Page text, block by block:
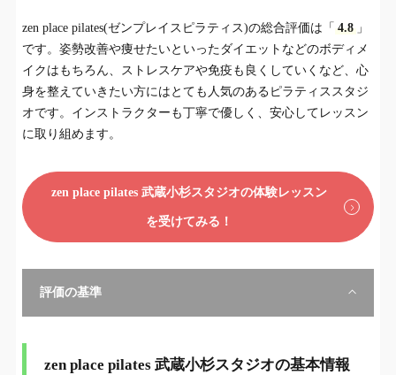
zen place pilates(ゼンプレイスピラティス)の総合評価は「 4.8 」
です。姿勢改善や痩せたいといったダイエットなどのボディメ
イクはもちろん、ストレスケアや免疫も良くしていくなど、心
身を整えていきたい方にはとても人気のあるピラティススタジ
オです。インストラクターも丁寧で優しく、安心してレッスン
に取り組めます。
zen place pilates 武蔵小杉スタジオの体験レッスン
を受けてみる！
評価の基準
zen place pilates 武蔵小杉スタジオの基本情報